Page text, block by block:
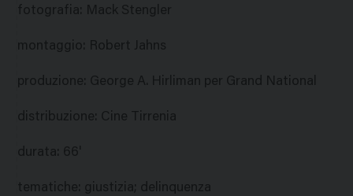
fotografia: Mack Stengler
montaggio: Robert Jahns
produzione: George A. Hirliman per Grand National
distribuzione: Cine Tirrenia
durata: 66'
tematiche: giustizia; delinquenza